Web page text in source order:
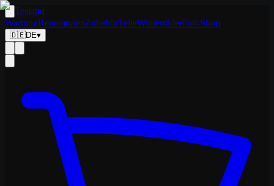
Tesland
WartungReparaturenZubehörTeileWinterräderFan-Shop
🇩🇪DE▾